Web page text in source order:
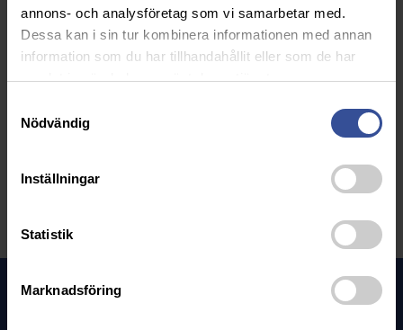
annons- och analysföretag som vi samarbetar med.
Dessa kan i sin tur kombinera informationen med annan
information som du har tillhandahållit eller som de har
samlat in när du har använt deras tjänster.
Nödvändig
Inställningar
Statistik
Marknadsföring